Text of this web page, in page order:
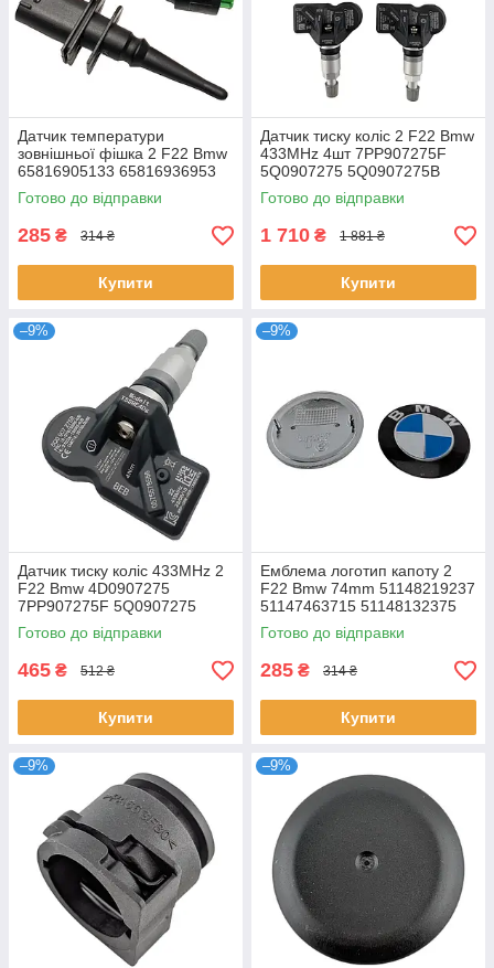
Датчик температури
зовнішньої фішка 2 F22 Bmw
65816905133 65816936953
65810149842
Готово до відправки
285 ₴ 314 ₴
Купити
Датчик тиску коліс 2 F22 Bmw
433MHz 4шт 7PP907275F
5Q0907275 5Q0907275B
4D0907275 36106877937
36236781847
Готово до відправки
1 710 ₴ 1 881 ₴
Купити
–9%
Датчик тиску коліс 433MHz 2
F22 Bmw 4D0907275
7PP907275F 5Q0907275
36106877937 407001628R
Готово до відправки
465 ₴ 512 ₴
Купити
–9%
Емблема логотип капоту 2
F22 Bmw 74mm 51148219237
51147463715 51148132375
Готово до відправки
285 ₴ 314 ₴
Купити
–9% –9%